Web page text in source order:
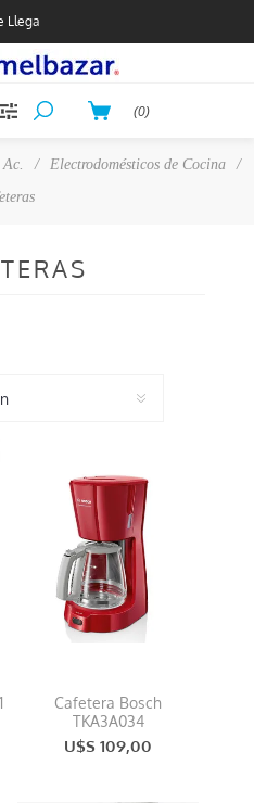
Llega
(0)
/ Electrodomésticos de Cocina
/
Cafetera Bosch
TKA3A034
U$S 109,00